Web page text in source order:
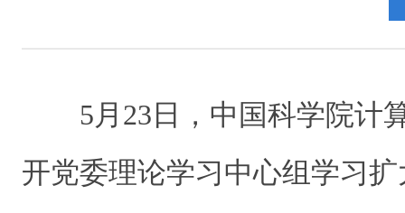
5月23日，中国科学院计
开党委理论学习中心组学习